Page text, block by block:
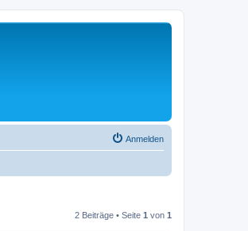
Anmelden
2 Beiträge • Seite 1 von 1